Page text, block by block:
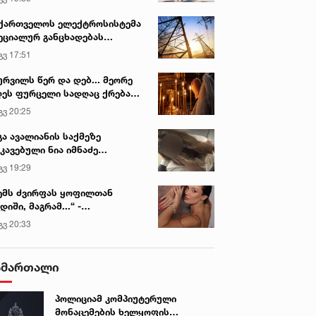
ელექტროსისტემა
განცხადებას
17:51
წერ და დებ... მეორე
ფურცელი სადღაც ქრება
სურვილი სრულდება...“ -
ტაძარი შიდა
20:25
ავალიანის საქმეზე
ნია იმნაძე
გადაჰყავთ
19:29
ძვირფას ყოფილთან
მაგრამ...“ -
პაიჭაძის
აღიარება
20:33
პოლიციამ კომპიუტერული
მონაცემების ხელყოფის